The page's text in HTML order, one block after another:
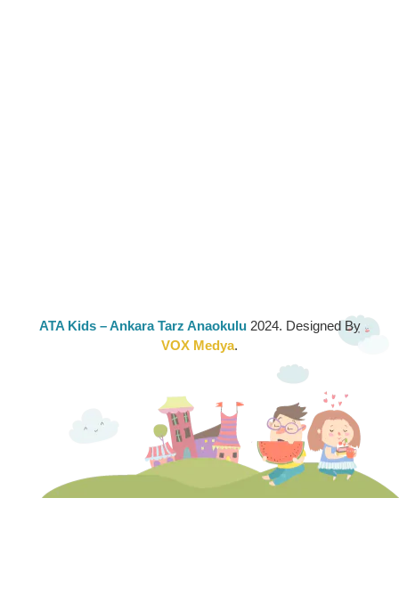
ATA Kids – Ankara Tarz Anaokulu2024. Designed By
VOX Medya.